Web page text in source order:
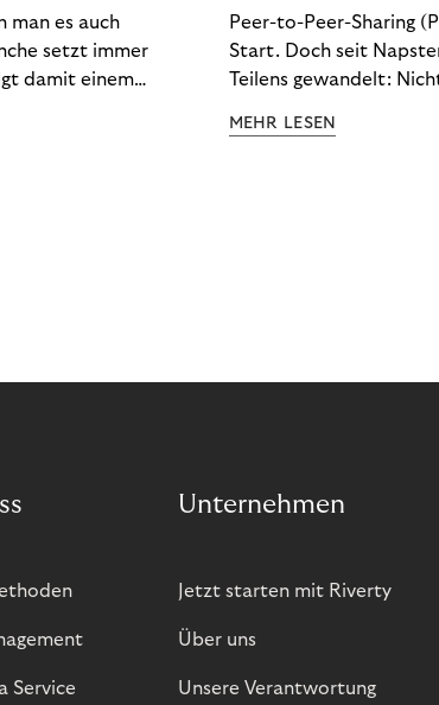
man es auch
setzt immer
damit einem
Peer-to-Peer-Sharing
Start. Doch seit
Teilens gewandelt:
sich geändert. Und
MEHR LESEN
Service
Unternehmen
Jetzt starten mit Riverty
Über uns
Unsere Verantwortung